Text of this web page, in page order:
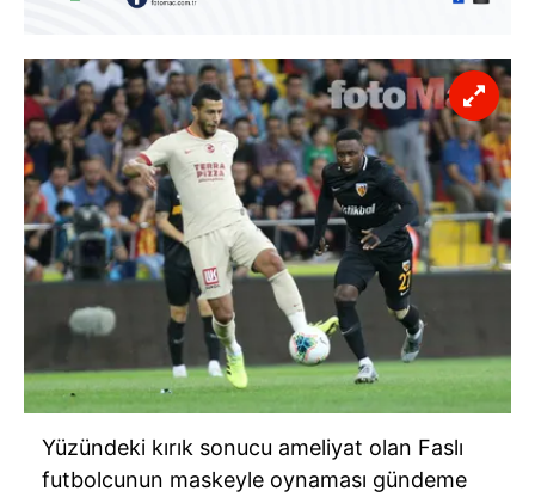
Yüzündeki kırık sonucu ameliyat olan Faslı
futbolcunun maskeyle oynaması gündeme